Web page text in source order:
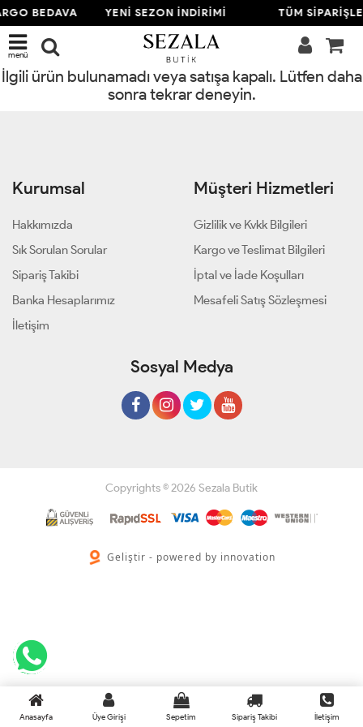
BEDAVA YENİ SEZON İNDİRİMİ TÜM
menü
İlgili ürün bulunamadı veya satışa kapalı. Lütfen daha
sonra tekrar deneyin.
Kurumsal
Hakkımızda
Sık Sorulan Sorular
Sipariş Takibi
Banka Hesaplarımız
İletişim
Müşteri Hizmetleri
Gizlilik ve Kvkk Bilgileri
Kargo ve Teslimat Bilgileri
İptal ve İade Koşulları
Mesafeli Satış Sözleşmesi
Sosyal Medya
Copyrights © 2026 Sezala Butik
Geliştir - powered by innovation
Anasayfa Üye Girişi Sepetim Sipariş Takibi İletişim